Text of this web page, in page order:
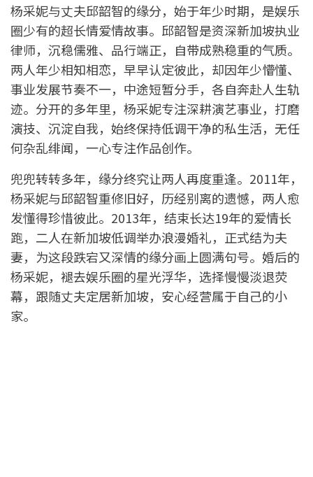
杨采妮与丈夫邱韶智的缘分，始于年少时期，是娱乐
圈少有的超长情爱情故事。邱韶智是资深新加坡执业
律师，沉稳儒雅、品行端正，自带成熟稳重的气质。
两人年少相知相恋，早早认定彼此，却因年少懵懂、
事业发展节奏不一，中途短暂分手，各自奔赴人生轨
迹。分开的多年里，杨采妮专注深耕演艺事业，打磨
演技、沉淀自我，始终保持低调干净的私生活，无任
何杂乱绯闻，一心专注作品创作。
兜兜转转多年，缘分终究让两人再度重逢。2011年，
杨采妮与邱韶智重修旧好，历经别离的遗憾，两人愈
发懂得珍惜彼此。2013年，结束长达19年的爱情长
跑，二人在新加坡低调举办浪漫婚礼，正式结为夫
妻，为这段跌宕又深情的缘分画上圆满句号。婚后的
杨采妮，褪去娱乐圈的星光浮华，选择慢慢淡退荧
幕，跟随丈夫定居新加坡，安心经营属于自己的小
家。